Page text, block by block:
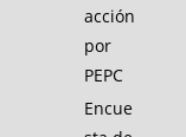
acción
por
PEPC
Encue